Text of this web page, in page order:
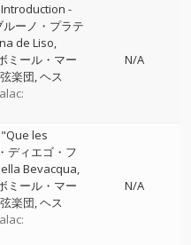
Introduction -
ルーノ・プラテ
de Liso
ミール・マー
楽団 ヘス
N/A
les
ディエゴ・フ
Bevacqua
ミール・マー
楽団 ヘス
N/A